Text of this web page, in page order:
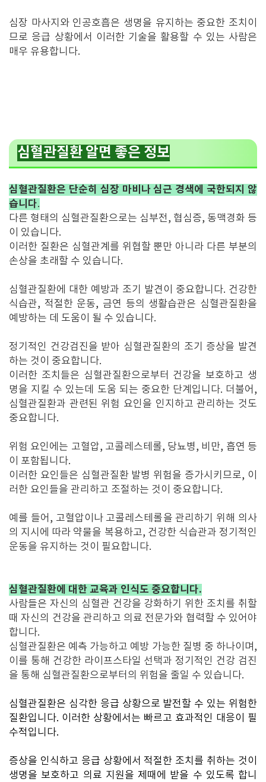
심장 마사지와 인공호흡은 생명을 유지하는 중요한 조치이
므로 응급 상황에서 이러한 기술을 활용할 수 있는 사람은
매우 유용합니다.
심혈관질환 알면 좋은 정보
심혈관질환은 단순히 심장 마비나 심근 경색에 국한되지 않
습니다.
다른 형태의 심혈관질환으로는 심부전, 협심증, 동맥경화 등
이 있습니다.
이러한 질환은 심혈관계를 위협할 뿐만 아니라 다른 부분의
손상을 초래할 수 있습니다.
심혈관질환에 대한 예방과 조기 발견이 중요합니다. 건강한
식습관, 적절한 운동, 금연 등의 생활습관은 심혈관질환을
예방하는 데 도움이 될 수 있습니다.
정기적인 건강검진을 받아 심혈관질환의 조기 증상을 발견
하는 것이 중요합니다.
이러한 조치들은 심혈관질환으로부터 건강을 보호하고 생
명을 지킬 수 있는데 도움 되는 중요한 단계입니다. 더불어,
심혈관질환과 관련된 위험 요인을 인지하고 관리하는 것도
중요합니다.
위험 요인에는 고혈압, 고콜레스테롤, 당뇨병, 비만, 흡연 등
이 포함됩니다.
이러한 요인들은 심혈관질환 발병 위험을 증가시키므로, 이
러한 요인들을 관리하고 조절하는 것이 중요합니다.
예를 들어, 고혈압이나 고콜레스테롤을 관리하기 위해 의사
의 지시에 따라 약물을 복용하고, 건강한 식습관과 정기적인
운동을 유지하는 것이 필요합니다.
심혈관질환에 대한 교육과 인식도 중요합니다.
사람들은 자신의 심혈관 건강을 강화하기 위한 조치를 취할
때 자신의 건강을 관리하고 의료 전문가와 협력할 수 있어야
합니다.
심혈관질환은 예측 가능하고 예방 가능한 질병 중 하나이며,
이를 통해 건강한 라이프스타일 선택과 정기적인 건강 검진
을 통해 심혈관질환으로부터의 위험을 줄일 수 있습니다.
심혈관질환은 심각한 응급 상황으로 발전할 수 있는 위험한
질환입니다. 이러한 상황에서는 빠르고 효과적인 대응이 필
수적입니다.
증상을 인식하고 응급 상황에서 적절한 조치를 취하는 것이
생명을 보호하고 의료 지원을 제때에 받을 수 있도록 합니